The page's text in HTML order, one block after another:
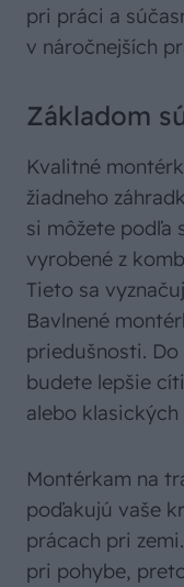
pri práci a
v náročnejších
Základom
Kvalitné
žiadneho
si môžete podľa
vyrobené z
Tieto sa
Bavlnené
priedušnosti.
budete lepšie
alebo
Montérkam na
poďakujú vaše
prácach pri
pri pohybe,